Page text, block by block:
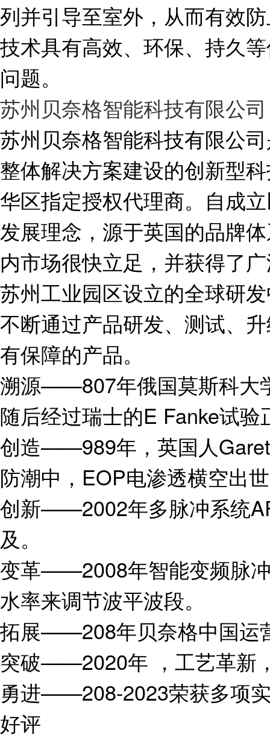
列并引导至室外，从而有效
技术具有高效、环保、持久
问题。
苏州贝奈格智能科技有限公司
苏州贝奈格智能科技有限公
整体解决方案建设的创新型
华区指定授权代理商。自成
发展理念，源于英国的品牌
内市场很快立足，并获得了
苏州工业园区设立的全球研
不断通过产品研发、测试、
有保障的产品。
溯源——807年俄国莫斯科大
随后经过瑞士的E Fanke试
创造——989年，英国人
防潮中，EOP电渗透横空出
创新——2002年多脉冲系统
及。
变革——2008年智能变频脉
水率来调节波平波段。
拓展——208年贝奈格中国运
突破——2020年 ，工艺革新
勇进——208-2023荣获多项
好评